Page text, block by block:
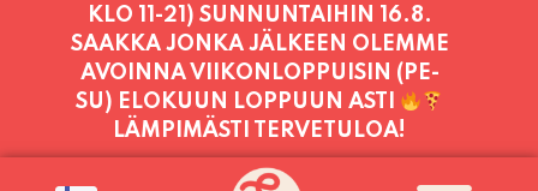
KLO 11-21) SUNNUNTAIHIN 16.8.
SAAKKA JONKA JÄLKEEN OLEMME
AVOINNA VIIKONLOPPUISIN (PE-
SU) ELOKUUN LOPPUUN ASTI
LÄMPIMÄSTI TERVETULOA!
PALVELEMME TÄNÄÄN: